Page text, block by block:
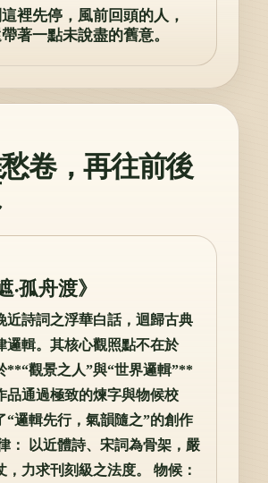
裡先停，風前回頭的人，
著一點未說盡的舊意。
卷，再往前後
·孤舟渡》
近詩詞之浮華白話，迴歸古典
邏輯。其核心觀照點不在於
**“觀景之人”與“世界邏輯”**
品通過極致的煉字與物候校
“邏輯先行，氣韻隨之”的創作
： 以近體詩、宋詞為骨架，嚴
，力求刊刻級之法度。 物候：